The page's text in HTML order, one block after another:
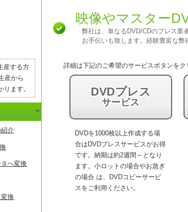
産する方
産から
ます。
介
へ変換
換
映像やマスター
弊社は、単なるDVD/CDのプレス業
お手伝いも致します。経験豊富な弊
詳細は下記のご希望のサービスボタンをク
DVDプレス
サービス
DVDを1000枚以上作成する場
合はDVDプレスサービスがお得
です。納期は約2週間～となり
ます。小ロットの場合やお急ぎ
の場合 は、DVDコピーサービ
スをご利用ください。